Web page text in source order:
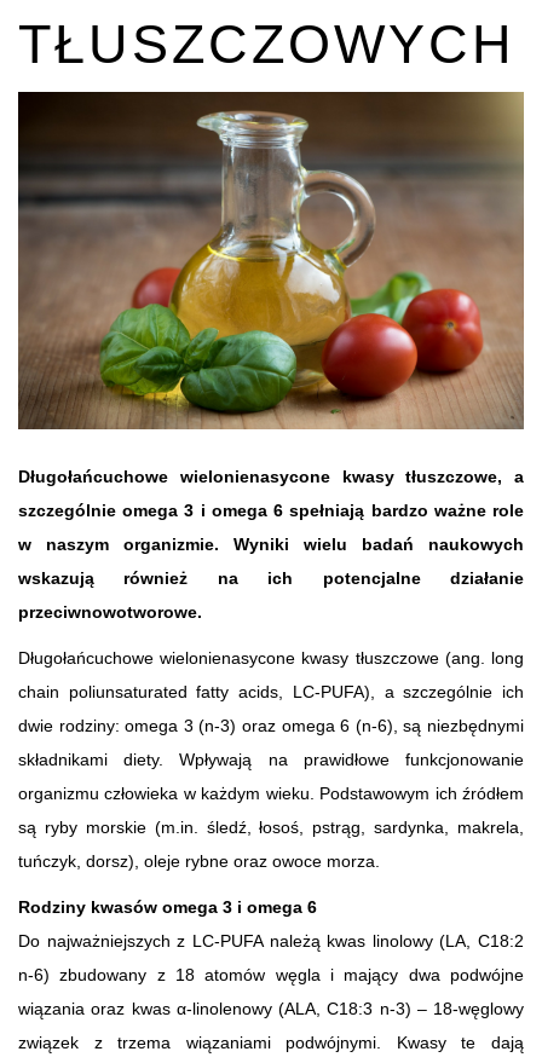
TŁUSZCZOWYCH
Długołańcuchowe wielonienasycone kwasy tłuszczowe, a
szczególnie omega 3 i omega 6 spełniają bardzo ważne role
w naszym organizmie. Wyniki wielu badań naukowych
wskazują również na ich potencjalne działanie
przeciwnowotworowe.
Długołańcuchowe wielonienasycone kwasy tłuszczowe (ang. long
chain poliunsaturated fatty acids, LC-PUFA), a szczególnie ich
dwie rodziny: omega 3 (n-3) oraz omega 6 (n-6), są niezbędnymi
składnikami diety. Wpływają na prawidłowe funkcjonowanie
organizmu człowieka w każdym wieku. Podstawowym ich źródłem
są ryby morskie (m.in. śledź, łosoś, pstrąg, sardynka, makrela,
tuńczyk, dorsz), oleje rybne oraz owoce morza.
Rodziny kwasów omega 3 i omega 6
Do najważniejszych z LC-PUFA należą kwas linolowy (LA, C18:2
n-6) zbudowany z 18 atomów węgla i mający dwa podwójne
wiązania oraz kwas α-linolenowy (ALA, C18:3 n-3) – 18-węglowy
związek z trzema wiązaniami podwójnymi. Kwasy te dają